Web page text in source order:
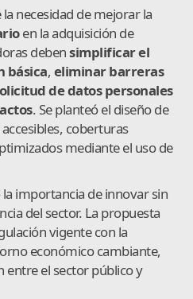
necesidad de mejorar la
en la adquisición de
debensimplificar el
básica, eliminar barreras
de datos personales
. Se planteó el diseño de
coberturas
mediante el uso de
importancia de innovar sin
del sector. La propuesta
vigente con la
económico cambiante,
entre el sector público y